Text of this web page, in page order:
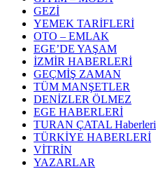
GEZİ
YEMEK TARİFLERİ
OTO – EMLAK
EGE’DE YAŞAM
İZMİR HABERLERİ
GEÇMİŞ ZAMAN
TÜM MANŞETLER
DENİZLER ÖLMEZ
EGE HABERLERİ
TURAN ÇATAL Haberleri
TÜRKİYE HABERLERİ
VİTRİN
YAZARLAR